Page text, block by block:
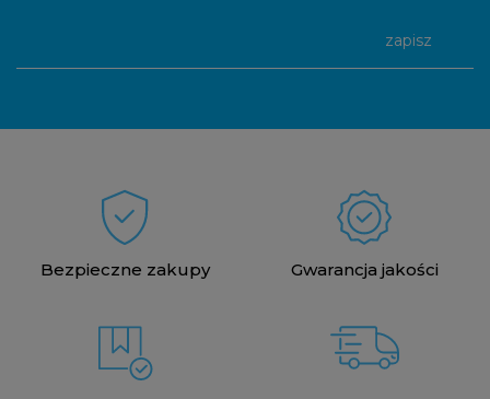
zapisz
Bezpieczne zakupy Gwarancja jakości